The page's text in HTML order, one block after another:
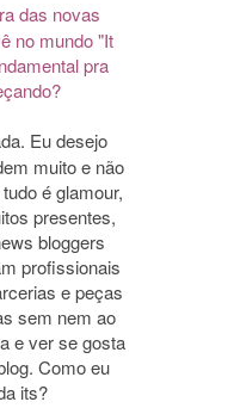
das novas
no mundo "It
pra
Eu desejo
muito e não
é glamour,
presentes,
bloggers
profissionais
e peças
sem nem ao
e ver se gosta
Como eu
its?